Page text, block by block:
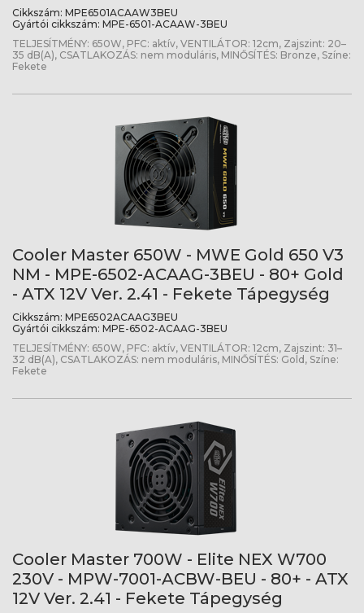
Cikkszám: MPE6501ACAAW3BEU
Gyártói cikkszám: MPE-6501-ACAAW-3BEU
TELJESÍTMÉNY: 650W, PFC: aktív, VENTILÁTOR: 12cm, Zajszint: 20–
35 dB(A), CSATLAKOZÁS: nem moduláris, MINŐSÍTÉS: Bronze, Színe:
Fekete
Cooler Master 650W - MWE Gold 650 V3
NM - MPE-6502-ACAAG-3BEU - 80+ Gold
- ATX 12V Ver. 2.41 - Fekete Tápegység
Cikkszám: MPE6502ACAAG3BEU
Gyártói cikkszám: MPE-6502-ACAAG-3BEU
TELJESÍTMÉNY: 650W, PFC: aktív, VENTILÁTOR: 12cm, Zajszint: 31–
32 dB(A), CSATLAKOZÁS: nem moduláris, MINŐSÍTÉS: Gold, Színe:
Fekete
Cooler Master 700W - Elite NEX W700
230V - MPW-7001-ACBW-BEU - 80+ - ATX
12V Ver. 2.41 - Fekete Tápegység